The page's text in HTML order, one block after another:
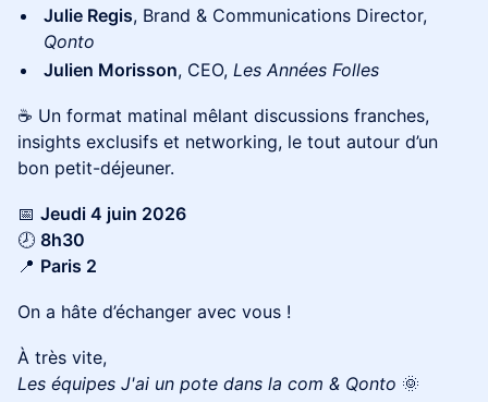
Julie Regis, Brand & Communications Director,
Qonto
Julien Morisson, CEO, Les Années Folles
☕️ Un format matinal mêlant discussions franches,
insights exclusifs et networking, le tout autour d’un
bon petit-déjeuner.
📅 Jeudi 4 juin 2026
🕗 8h30
📍 Paris 2
On a hâte d’échanger avec vous !
À très vite,
Les équipes J'ai un pote dans la com & Qonto 🌞